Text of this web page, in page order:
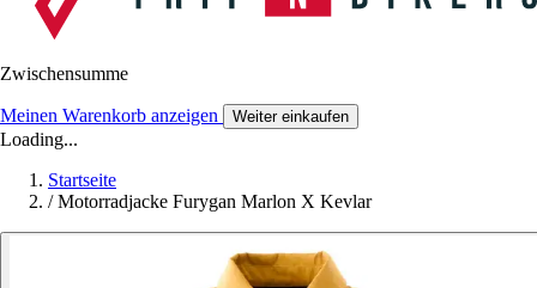
Zwischensumme
Meinen Warenkorb anzeigen Weiter einkaufen
Loading...
Startseite
/ Motorradjacke Furygan Marlon X Kevlar